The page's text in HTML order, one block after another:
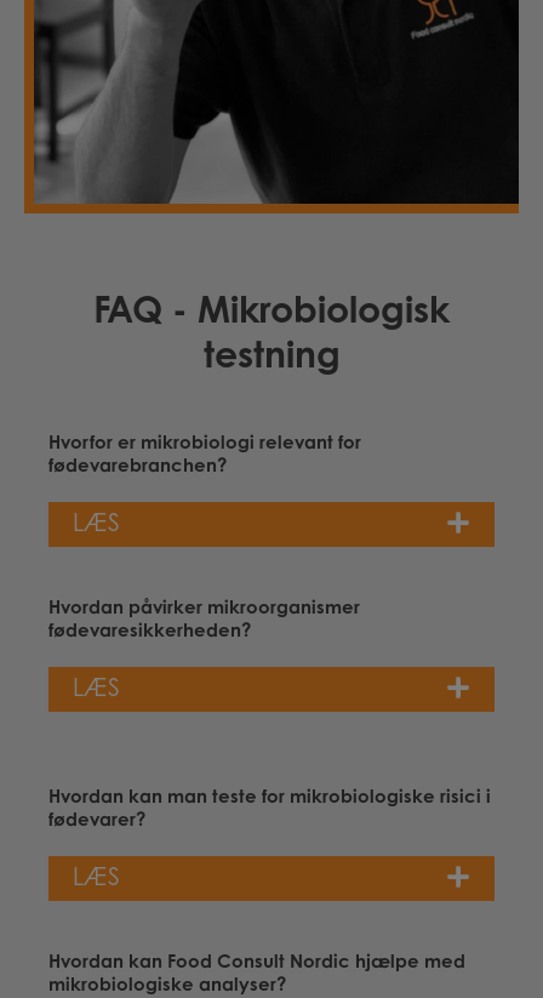
FAQ - Mikrobiologisk
testning
Hvorfor er mikrobiologi relevant for
fødevarebranchen?
LÆS
Hvordan påvirker mikroorganismer
fødevaresikkerheden?
LÆS
Hvordan kan man teste for mikrobiologiske risici i
fødevarer?
LÆS
Hvordan kan Food Consult Nordic hjælpe med
mikrobiologiske analyser?